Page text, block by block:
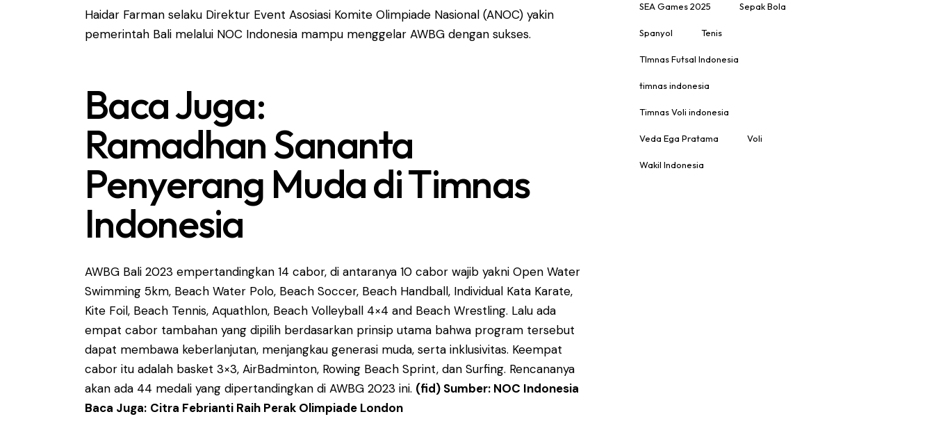
Haidar Farman selaku Direktur Event Asosiasi Komite Olimpiade Nasional (ANOC) yakin
pemerintah Bali melalui NOC Indonesia mampu menggelar AWBG dengan sukses.
Baca Juga:
Ramadhan Sananta
Penyerang Muda di Timnas
Indonesia
AWBG Bali 2023 empertandingkan 14 cabor, di antaranya 10 cabor wajib yakni Open Water
Swimming 5km, Beach Water Polo, Beach Soccer, Beach Handball, Individual Kata Karate,
Kite Foil, Beach Tennis, Aquathlon, Beach Volleyball 4×4 and Beach Wrestling. Lalu ada
empat cabor tambahan yang dipilih berdasarkan prinsip utama bahwa program tersebut
dapat membawa keberlanjutan, menjangkau generasi muda, serta inklusivitas. Keempat
cabor itu adalah basket 3×3, AirBadminton, Rowing Beach Sprint, dan Surfing. Rencananya
akan ada 44 medali yang dipertandingkan di AWBG 2023 ini. (fid) Sumber: NOC Indonesia
Baca Juga: Citra Febrianti Raih Perak Olimpiade London
SEA Games 2025 Sepak Bola
Spanyol Tenis
TImnas Futsal Indonesia
timnas indonesia
Timnas Voli indonesia
Veda Ega Pratama Voli
Wakil Indonesia